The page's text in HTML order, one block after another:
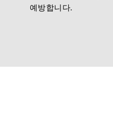
예방합니다.